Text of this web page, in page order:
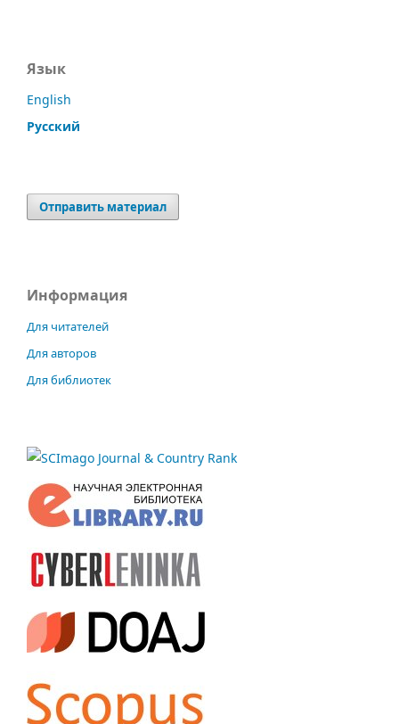
Язык
English
Русский
Отправить материал
Информация
Для читателей
Для авторов
Для библиотек